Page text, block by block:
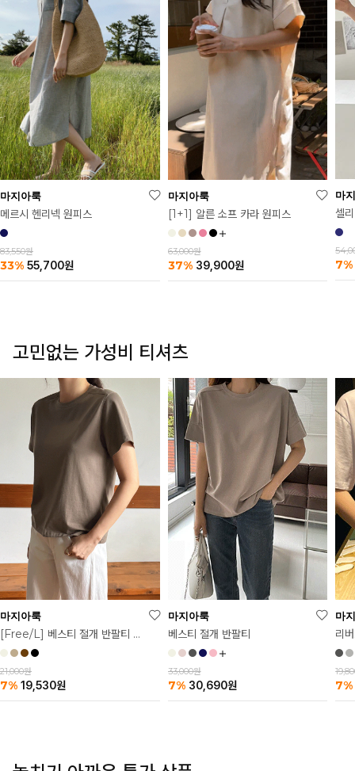
마지아룩
메르시 헨리넥 원피스
83,550원
33% 55,700원
마지아룩
[1+1] 알른 소프 카라 원피스
63,000원
37% 39,900원
마
셀
7%
고민없는 가성비 티셔츠
마지아룩
[Free/L] 베스티 절개 반팔티 2탄
21,000원
7% 19,530원
마지아룩
베스티 절개 반팔티
33,000원
7% 30,690원
마
리
7%